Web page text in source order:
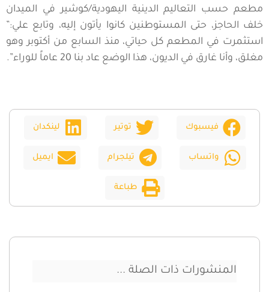
مطعم حسب التعاليم الدينية اليهودية/كوشير في الميدان
خلف الحاجز، حتى المستوطنين كانوا يأتون إليه، وتابع علي:”
استثمرت في المطعم كل حياتي، منذ السابع من أكتوبر وهو
مغلق، وأنا غارق في الديون، هذا الوضع عاد بنا 20 عاماً للوراء”.
فيسبوك توتير لينكدان
واتساب تيلجرام ايميل
طباعة
المنشورات ذات الصلة ...